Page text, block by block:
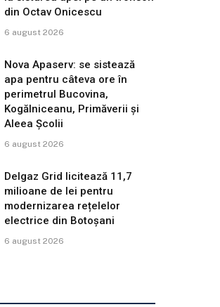
din Octav Onicescu
6 august 2026
Nova Apaserv: se sistează
apa pentru câteva ore în
perimetrul Bucovina,
Kogălniceanu, Primăverii și
Aleea Școlii
6 august 2026
Delgaz Grid licitează 11,7
milioane de lei pentru
modernizarea rețelelor
electrice din Botoșani
6 august 2026